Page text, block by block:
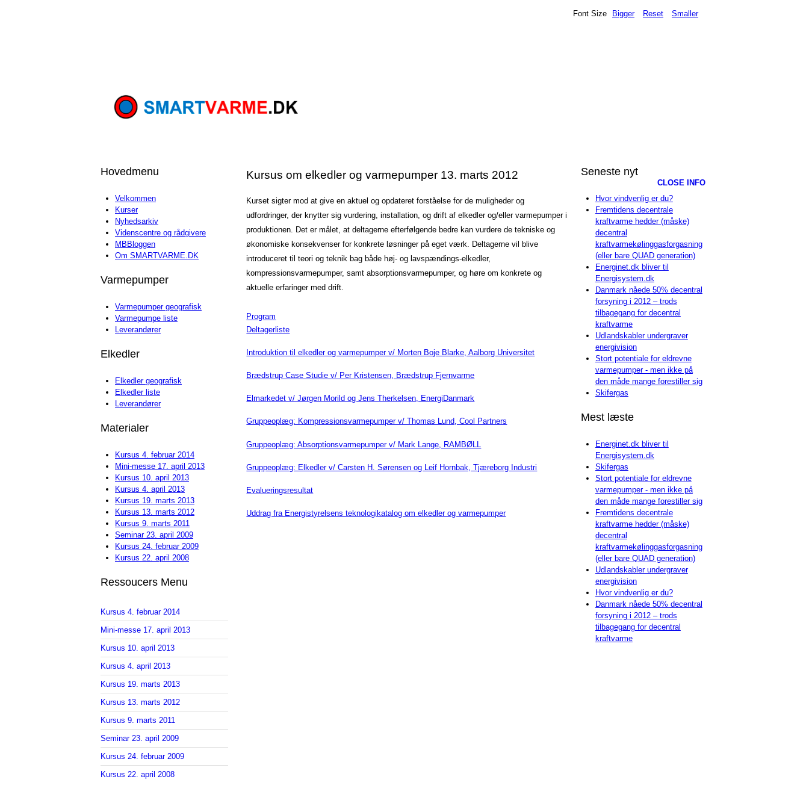
Font Size Bigger Reset Smaller
Hovedmenu
Velkommen
Kurser
Nyhedsarkiv
Videnscentre og rådgivere
MBBloggen
Om SMARTVARME.DK
Varmepumper
Varmepumper geografisk
Varmepumpe liste
Leverandører
Elkedler
Elkedler geografisk
Elkedler liste
Leverandører
Materialer
Kursus 4. februar 2014
Mini-messe 17. april 2013
Kursus 10. april 2013
Kursus 4. april 2013
Kursus 19. marts 2013
Kursus 13. marts 2012
Kursus 9. marts 2011
Seminar 23. april 2009
Kursus 24. februar 2009
Kursus 22. april 2008
Ressoucers Menu
Kursus 4. februar 2014
Mini-messe 17. april 2013
Kursus 10. april 2013
Kursus 4. april 2013
Kursus 19. marts 2013
Kursus 13. marts 2012
Kursus 9. marts 2011
Seminar 23. april 2009
Kursus 24. februar 2009
Kursus 22. april 2008
Kursus om elkedler og varmepumper 13. marts 2012
Kurset sigter mod at give en aktuel og opdateret forståelse for de muligheder og
udfordringer, der knytter sig vurdering, installation, og drift af elkedler og/eller varmepumper i
produktionen. Det er målet, at deltagerne efterfølgende bedre kan vurdere de tekniske og
økonomiske konsekvenser for konkrete løsninger på eget værk. Deltagerne vil blive
introduceret til teori og teknik bag både høj- og lavspændings-elkedler,
kompressionsvarmepumper, samt absorptionsvarmepumper, og høre om konkrete og
aktuelle erfaringer med drift.
Program
Deltagerliste
Introduktion til elkedler og varmepumper v/ Morten Boje Blarke, Aalborg Universitet
Brædstrup Case Studie v/ Per Kristensen, Brædstrup Fjernvarme
Elmarkedet v/ Jørgen Morild og Jens Therkelsen, EnergiDanmark
Gruppeoplæg: Kompressionsvarmepumper v/ Thomas Lund, Cool Partners
Gruppeoplæg: Absorptionsvarmepumper v/ Mark Lange, RAMBØLL
Gruppeoplæg: Elkedler v/ Carsten H. Sørensen og Leif Hornbak, Tjæreborg Industri
Evalueringsresultat
Uddrag fra Energistyrelsens teknologikatalog om elkedler og varmepumper
CLOSE INFO
Seneste nyt
Hvor vindvenlig er du?
Fremtidens decentrale
kraftvarme hedder (måske)
decentral
kraftvarmekølinggasforgasning
(eller bare QUAD generation)
Energinet.dk bliver til
Energisystem.dk
Danmark nåede 50% decentral
forsyning i 2012 – trods
tilbagegang for decentral
kraftvarme
Udlandskabler undergraver
energivision
Stort potentiale for eldrevne
varmepumper - men ikke på
den måde mange forestiller sig
Skifergas
Mest læste
Energinet.dk bliver til
Energisystem.dk
Skifergas
Stort potentiale for eldrevne
varmepumper - men ikke på
den måde mange forestiller sig
Fremtidens decentrale
kraftvarme hedder (måske)
decentral
kraftvarmekølinggasforgasning
(eller bare QUAD generation)
Udlandskabler undergraver
energivision
Hvor vindvenlig er du?
Danmark nåede 50% decentral
forsyning i 2012 – trods
tilbagegang for decentral
kraftvarme